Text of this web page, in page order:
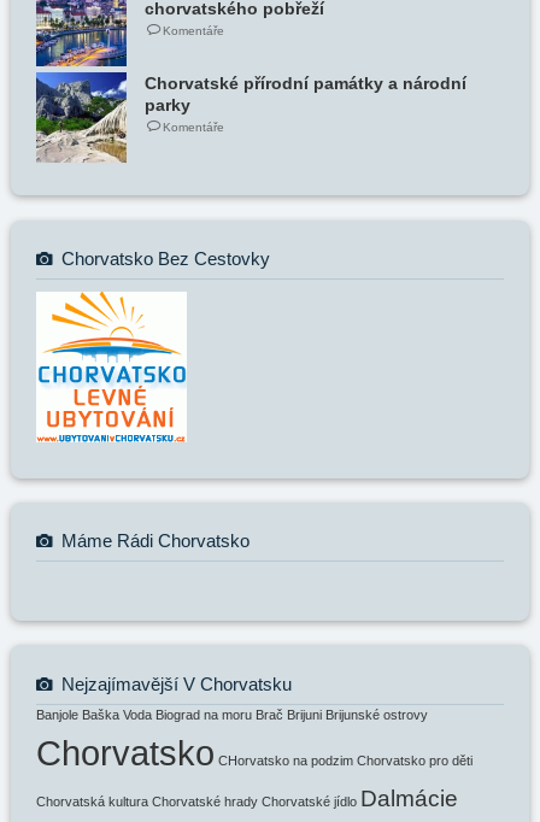
chorvatského pobřeží
Komentáře
Chorvatské přírodní památky a národní
parky
Komentáře
Chorvatsko Bez Cestovky
Máme Rádi Chorvatsko
Nejzajímavější V Chorvatsku
Banjole Baška Voda Biograd na moru Brač Brijuni Brijunské ostrovy
Chorvatsko CHorvatsko na podzim Chorvatsko pro děti
Chorvatská kultura Chorvatské hrady Chorvatské jídlo Dalmácie